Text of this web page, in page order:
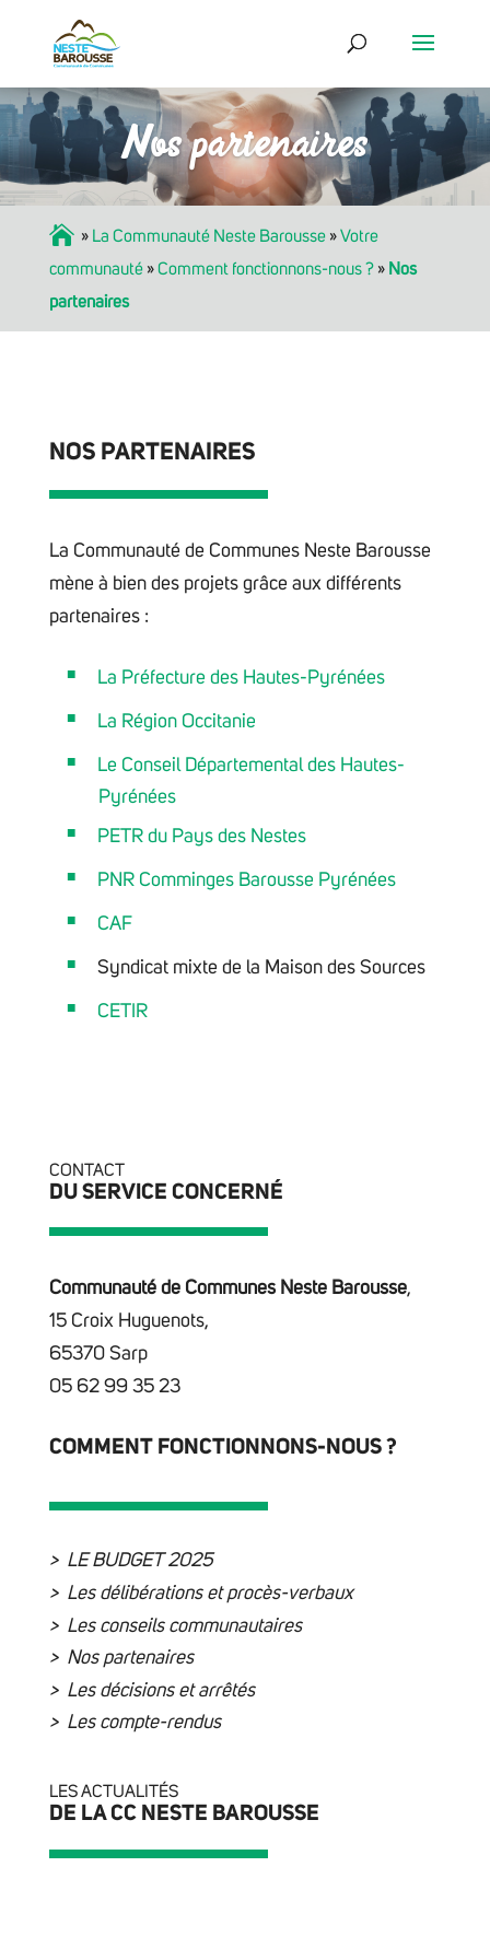
Nos partenaires
Accueil » La Communauté Neste Barousse»Votre
communauté»Comment fonctionnons-nous ?» Nos
partenaires
NOS PARTENAIRES
La Communauté de Communes Neste Barousse
mène à bien des projets grâce aux différents
partenaires :
La Préfecture des Hautes-Pyrénées
La Région Occitanie
Le Conseil Départemental des Hautes-
Pyrénées
PETR du Pays des Nestes
PNR Comminges Barousse Pyrénées
CAF
Syndicat mixte de la Maison des Sources
CETIR
CONTACT
DU SERVICE CONCERNÉ
Communauté de Communes Neste Barousse,
15 Croix Huguenots,
65370 Sarp
05 62 99 35 23
COMMENT FONCTIONNONS-NOUS ?
LE BUDGET 2025
Les délibérations et procès-verbaux
Les conseils communautaires
Nos partenaires
Les décisions et arrêtés
Les compte-rendus
LES ACTUALITÉS
DE LA CC NESTE BAROUSSE